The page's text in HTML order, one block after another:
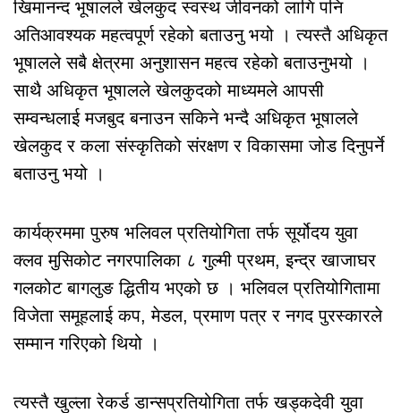
खिमानन्द भूषालले खेलकुद स्वस्थ जीवनको लागि पनि
अतिआवश्यक महत्वपूर्ण रहेको बताउनु भयो । त्यस्तै अधिकृत
भूषालले सबै क्षेत्रमा अनुशासन महत्व रहेको बताउनुभयो ।
साथै अधिकृत भूषालले खेलकुदको माध्यमले आपसी
सम्वन्धलाई मजबुद बनाउन सकिने भन्दै अधिकृत भूषालले
खेलकुद र कला संस्कृतिको संरक्षण र विकासमा जोड दिनुपर्ने
बताउनु भयो ।
कार्यक्रममा पुरुष भलिवल प्रतियोगिता तर्फ सूर्योदय युवा
क्लव मुसिकोट नगरपालिका ८ गुल्मी प्रथम, इन्द्र खाजाघर
गलकोट बागलुङ द्धितीय भएको छ । भलिवल प्रतियोगितामा
विजेता समूहलाई कप, मेडल, प्रमाण पत्र र नगद पुरस्कारले
सम्मान गरिएको थियो ।
त्यस्तै खुल्ला रेकर्ड डान्सप्रतियोगिता तर्फ खड्कदेवी युवा